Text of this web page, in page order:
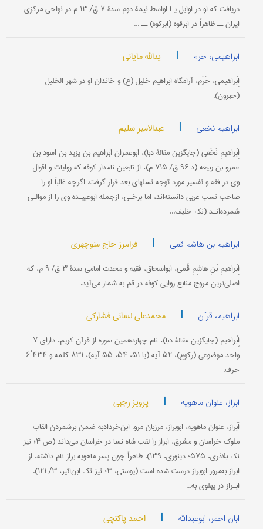
دریافت که او در اوایل یـا اواسط نیمۀ دوم سدۀ ۷ ق/ ۱۳ م در نواحی مرکزی
ایران ــ ظاهراً در ابرقوه (ابرکوه) ــ ...
ابراهیمی، حرم | یدالله مایانی
اِبْراهیمی، حَرَم، آرامگاه ابراهیم خلیل (ع) و خاندان او در شهر الخلیل
(حبرون).
ابراهیم نخعی | عبدالامیر سلیم
اِبْراهیمِ نَخَعی (جایگزین مقالۀ دبا)، ابو‌عمران ابراهیم بن یزید بن اسود بن
عمرو بن ربیعه (د ۹۶ ق/ ۷۱۵ م)، از تابعین نامدار کوفه که روایات و اقوال
وی در فقه و تفسیر مورد توجه نسلهای بعد قرار گرفت. اگر‌چه غالباً او را
صاحب نسب عربی دانسته‌اند، اما برخـی، از‌جمله ابوعبیـده وی را از موالـی
شمرده‌انـد (نک‍ : خلیف...
ابراهیم بن هاشم قمی | فرامرز حاج منوچهری
اِبْراهیمِ بْنِ هاشِمِ قُمی، ابواسحاق، فقیه و محدث امامی سدۀ ۳ ق/ ۹ م، که
اصلی‌ترین مروج منابع روایی کوفه در قم به شمار می‌آید.
ابراهیم، قرآن | محمدعلی لسانی فشارکی
اِبْراهیم (جایگزین مقالۀ دبا)، نام چهاردهمین سوره از قرآن کریم، دارای ۷
واحد موضوعی (رکوع)، ۵۲ آیه (یا ۵۱، ۵۴، ۵۵ آیه)، ۸۳۱ کلمه و ۴۳۴‘۶
حرف.
ابراز، عنوان ماهویه | پرویز رجبی
اَبْراز، عنوان ماهویه، ابوبراز، مرزبان مرو. ابن‌خردادبه ضمن برشمردن القاب
ملوک خراسان و مشرق، ابراز را لقب شاه نسا در خراسان می‌داند (ص ۴؛ نیز
نک‍ : بلاذری، ۵۷۵؛ دینوری، ۱۳۹). ظاهراً چون پسر ماهویه براز نام داشته، از
ابراز به‌مرور ابوبراز درست شده است (یوستی، ۳؛ نیز نک‍ : ابن‌اثیر، ۳/ ۱۲۱).
ابـراز در پهلوی به...
ابان احمر، ابوعبدالله | احمد پاکتچی